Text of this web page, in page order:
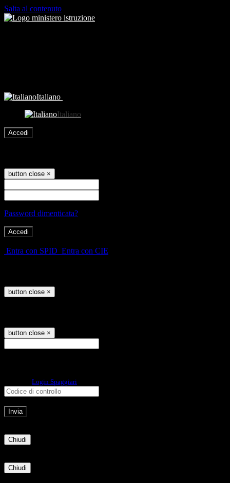
Salta al contenuto
Italiano
Italiano
Accedi
button close ×
Password dimenticata?
Entra con SPID Entra con CIE
button close ×
button close ×
Login Spaggiari
Chiudi
Chiudi